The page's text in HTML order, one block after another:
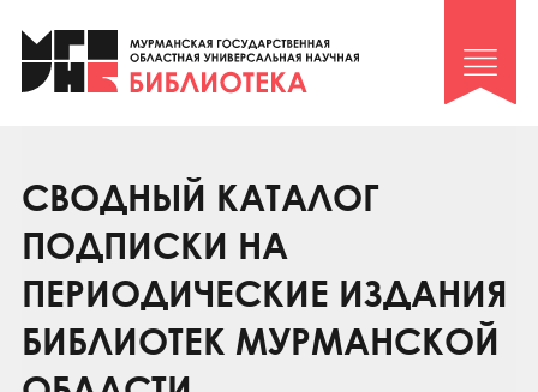
Клуб «Гиря и сельдерей»
Клуб «Семейный архив»
Коллегам
Контакты
СВОДНЫЙ КАТАЛОГ
ПОДПИСКИ НА
ПЕРИОДИЧЕСКИЕ ИЗДАНИЯ
БИБЛИОТЕК МУРМАНСКОЙ